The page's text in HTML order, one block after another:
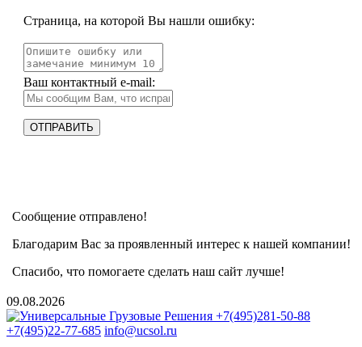
Страница, на которой Вы нашли ошибку:
Ваш контактный e-mail:
Сообщение отправлено!
Благодарим Вас за проявленный интерес к нашей компании!
Спасибо, что помогаете сделать наш сайт лучше!
09.08.2026
+7(495)281-50-88
+7(495)22-77-685 info@ucsol.ru